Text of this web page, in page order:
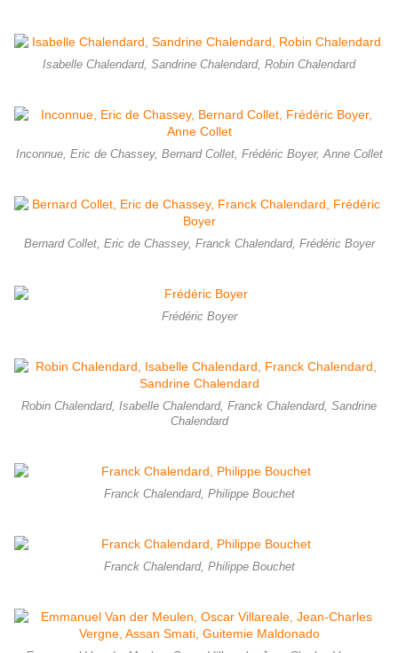
Isabelle Chalendard, Sandrine Chalendard, Robin Chalendard
Inconnue, Eric de Chassey, Bernard Collet, Frédéric Boyer, Anne Collet
Bernard Collet, Eric de Chassey, Franck Chalendard, Frédéric Boyer
Frédéric Boyer
Robin Chalendard, Isabelle Chalendard, Franck Chalendard, Sandrine
Chalendard
Franck Chalendard, Philippe Bouchet
Franck Chalendard, Philippe Bouchet